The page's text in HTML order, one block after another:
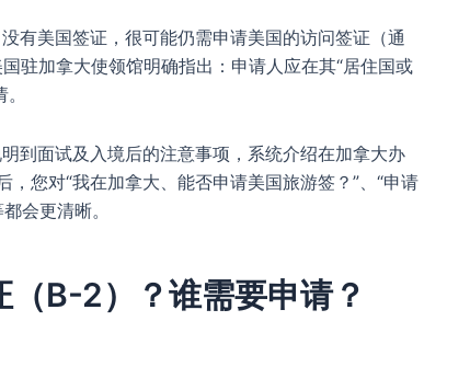
有美国签证，很可能仍需申请美国的访问签证（通
驻加拿大使领馆明确指出：申请人应在其“居住国或
到面试及入境后的注意事项，系统介绍在加拿大办
您对“我在加拿大、能否申请美国旅游签？”、“申请
会更清晰。
B-2）？谁需要申请？